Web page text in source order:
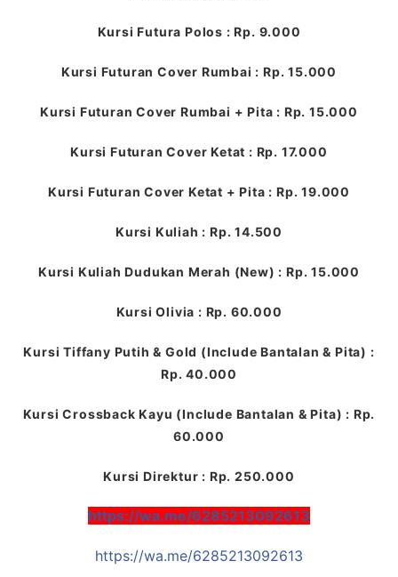
Kursi Futura Polos : Rp. 9.000
Kursi Futuran Cover Rumbai : Rp. 15.000
Kursi Futuran Cover Rumbai + Pita : Rp. 15.000
Kursi Futuran Cover Ketat : Rp. 17.000
Kursi Futuran Cover Ketat + Pita : Rp. 19.000
Kursi Kuliah : Rp. 14.500
Kursi Kuliah Dudukan Merah (New) : Rp. 15.000
Kursi Olivia : Rp. 60.000
Kursi Tiffany Putih & Gold (Include Bantalan & Pita) :
Rp. 40.000
Kursi Crossback Kayu (Include Bantalan & Pita) : Rp.
60.000
Kursi Direktur : Rp. 250.000
https://wa.me/6285213092613
https://wa.me/6285213092613